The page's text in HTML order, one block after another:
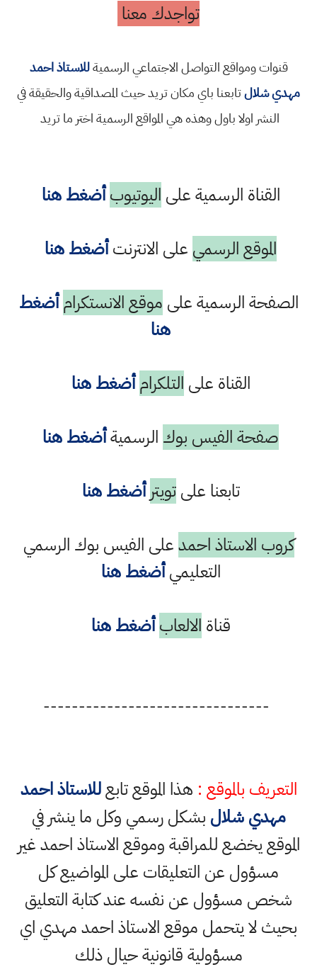
تواجدك معنا
قنوات ومواقع التواصل الاجتماعي الرسميةللاستاذ احمد
مهدي شلالتابعنا باي مكان تريد حيث المصداقية والحقيقة في
النشر اولا باول وهذه هي المواقع الرسمية اختر ما تريد
القناة الرسمية على اليوتيوب أضغط هنا
الموقع الرسمي على الانترنتأضغط هنا
الصفحة الرسمية على موقع الانستكرام أضغط
هنا
القناة على التلكرام أضغط هنا
صفحة الفيس بوك الرسميةأضغط هنا
تابعنا علىتويتر أضغط هنا
كروب الاستاذ احمدعلى الفيس بوك الرسمي
التعليميأضغط هنا
قناة الالعاب أضغط هنا
--------------------------------
التعريف بالموقع : هذا الموقع تابعللاستاذ احمد
مهدي شلال بشكل رسمي وكل ما ينشر في
الموقع يخضع للمراقبة وموقع الاستاذ احمد غير
مسؤول عن التعليقات على المواضيع كل
شخص مسؤول عن نفسه عند كتابة التعليق
بحيث لا يتحمل موقع الاستاذ احمد مهدي اي
مسؤولية قانونية حيال ذلك